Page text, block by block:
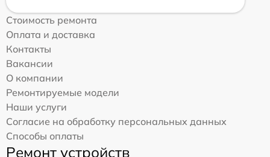
Стоимость ремонта
Оплата и доставка
Контакты
Вакансии
О компании
Ремонтируемые модели
Наши услуги
Согласие на обработку персональных данных
Способы оплаты
Ремонт устройств